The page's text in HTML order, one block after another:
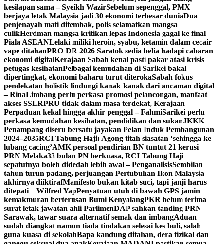
kesilapan sama – Syeikh WazirSebelum sepenggal, PMX
berjaya letak Malaysia jadi 30 ekonomi terbesar duniaDua
penjenayah mati ditembak, polis selamatkan mangsa
culikHerdman mangsa kritikan lepas Indonesia gagal ke final
Piala ASEANLelaki miliki heroin, syabu, ketamin dalam cecair
vape ditahanPRO-DR 2026 Saratok sedia belia hadapi cabaran
ekonomi digitalKerajaan Sabah kenal pasti pakar atasi krisis
petugas kesihatanPelbagai kemudahan di Sarikei bakal
dipertingkat, ekonomi baharu turut diterokaSabah fokus
pendekatan holistik lindungi kanak-kanak dari ancaman digital
– RinaLimbang perlu perkasa promosi pelancongan, manfaat
akses SSLRPRU tidak dalam masa terdekat, Kerajaan
Perpaduan kekal hingga akhir penggal – FahmiSarikei perlu
perkasa kemudahan kesihatan, pendidikan dan sukanJKKK
Penampang diseru bersatu jayakan Pelan Induk Pembangunan
2024–2035RCI Tabung Haji: Agong titah siasatan ‘sehingga ke
lubang cacing’AMK persoal pendirian BN tuntut 21 kerusi
PRN Melaka33 bulan PN berkuasa, RCI Tabung Haji
sepatutnya boleh didedah lebih awal – PenganalisisSembilan
tahun turun padang, perjuangan Pertubuhan Ikon Malaysia
akhirnya diiktirafManifesto bukan kitab suci, tapi janji harus
ditepati – Wilfred YapPenyatuan utuh di bawah GPS jamin
kemakmuran berterusan Bumi KenyalangPKR belum terima
surat letak jawatan ahli ParlimenDAP sahkan tanding PRN
Sarawak, tawar suara alternatif semak dan imbangAduan
sudah diangkat namun tiada tindakan selesai kes buli, salah
guna kuasa di sekolahBapa kandung ditahan, dera fizikal dan